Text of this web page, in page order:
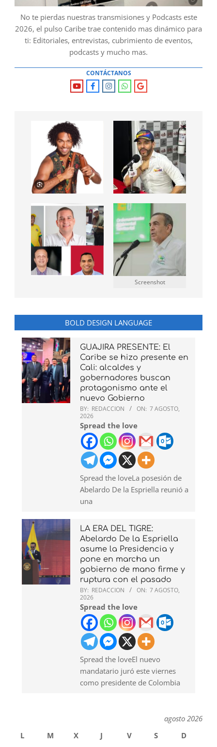
No te pierdas nuestras transmisiones y Podcasts este
2026, el pulso Caribe trae contenido mas dinámico para
ti: Editoriales, entrevistas, cubrimiento de eventos,
podcasts y mucho mas.
CONTÁCTANOS
Screenshot
BOLD DESIGN LANGUAGE
GUAJIRA PRESENTE: El
Caribe se hizo presente en
Cali: alcaldes y
gobernadores buscan
protagonismo ante el
nuevo Gobierno
BY: REDACCION ON: 7 AGOSTO,
2026
Spread the love
Spread the loveLa posesión de
Abelardo De la Espriella reunió a
una
LA ERA DEL TIGRE:
Abelardo De la Espriella
asume la Presidencia y
pone en marcha un
gobierno de mano firme y
ruptura con el pasado
BY: REDACCION ON: 7 AGOSTO,
2026
Spread the love
Spread the loveEl nuevo
mandatario juró este viernes
como presidente de Colombia
agosto 2026
L
M X J V S
D